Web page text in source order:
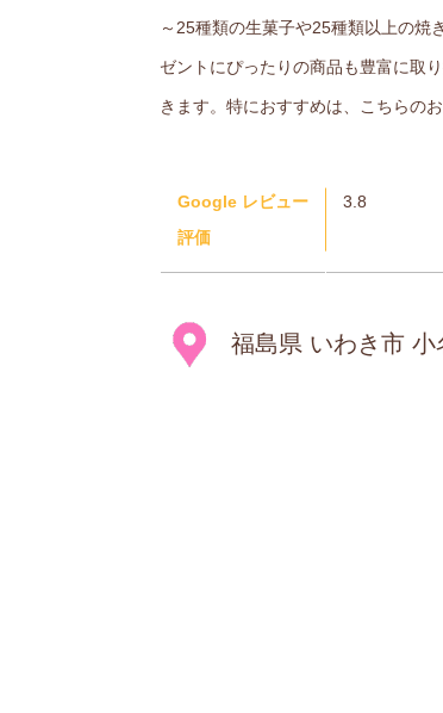
～25種類の生菓子や25種類以上の焼
ゼントにぴったりの商品も豊富に取
きます。特におすすめは、こちらの
Google レビュー
評価
3.8
福島県 いわき市 小